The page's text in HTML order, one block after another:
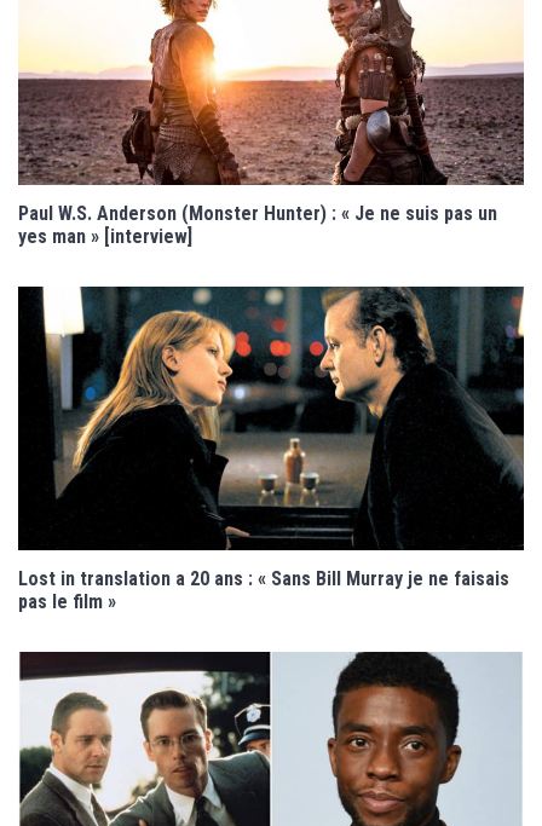
Paul W.S. Anderson (Monster Hunter) : « Je ne suis pas un
yes man » [interview]
Lost in translation a 20 ans : « Sans Bill Murray je ne faisais
pas le film »